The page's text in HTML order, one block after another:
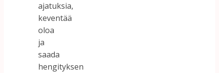
ajatuksia,
keventää
oloa
ja
saada
hengityksen